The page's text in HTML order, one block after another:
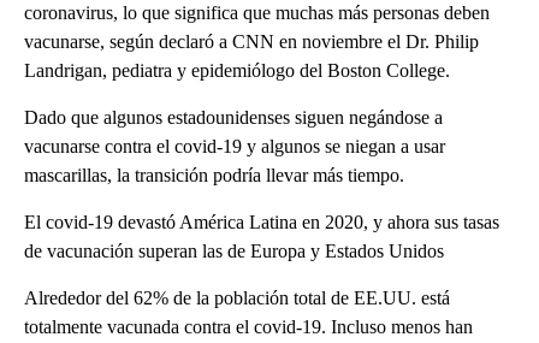
coronavirus, lo que significa que muchas más personas deben
vacunarse, según declaró a CNN en noviembre el Dr. Philip
Landrigan, pediatra y epidemiólogo del Boston College.
Dado que algunos estadounidenses siguen negándose a
vacunarse contra el covid-19 y algunos se niegan a usar
mascarillas, la transición podría llevar más tiempo.
El covid-19 devastó América Latina en 2020, y ahora sus tasas
de vacunación superan las de Europa y Estados Unidos
Alrededor del 62% de la población total de EE.UU. está
totalmente vacunada contra el covid-19. Incluso menos han